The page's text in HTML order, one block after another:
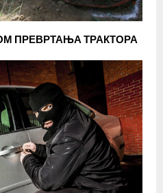
ПРЕВРТАЊА ТРАКТОРА